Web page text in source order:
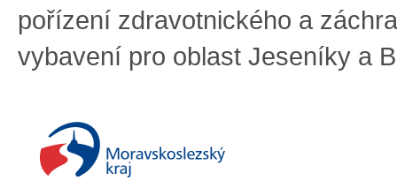
pořízení zdravotnického a
vybavení pro oblast Jeseníky a